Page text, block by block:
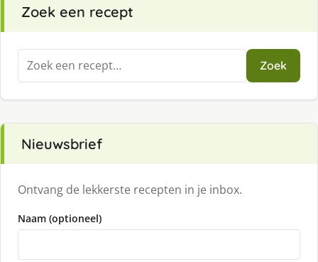
Zoek een recept
Zoeken
naar:
Zoek
Nieuwsbrief
Ontvang de lekkerste recepten in je inbox.
Naam (optioneel)